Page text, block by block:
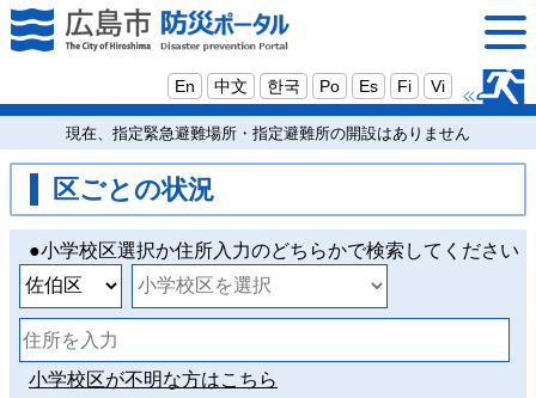
En 中文 한국 Po Es Fi Vi
現在、指定緊急避難場所・指定避難所の開設はありません
区ごとの状況
●小学校区選択か住所入力のどちらかで検索してください
小学校区が不明な方はこちら